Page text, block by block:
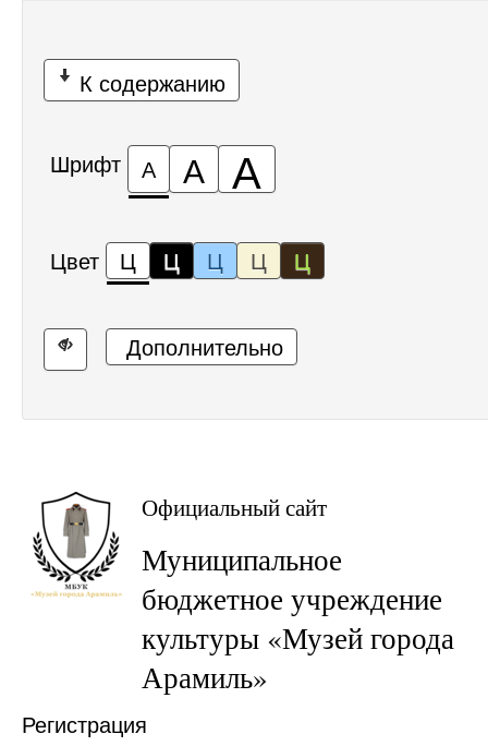
К содержанию
Шрифт А А А
Цвет Ц Ц Ц Ц Ц
Дополнительно
Официальный сайт
Муниципальное
бюджетное учреждение
культуры «Музей города
Арамиль»
Регистрация